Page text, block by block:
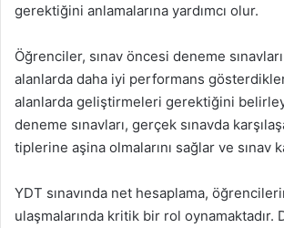
gerektiğini anlamalarına yardımcı olur.
Öğrenciler, sınav öncesi deneme
alanlarda daha iyi performans
alanlarda geliştirmeleri gerektiğini
deneme sınavları, gerçek sınavda
tiplerine aşina olmalarını sağlar ve sınav
YDT sınavında net hesaplama,
ulaşmalarında kritik bir rol oynamaktadır.